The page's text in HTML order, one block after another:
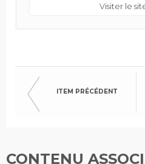
Visiter le
ITEM PRÉCÉDENT
CONTENU